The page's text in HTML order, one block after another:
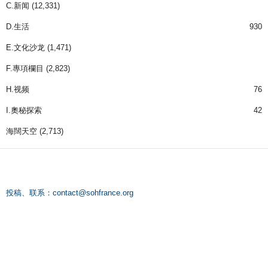
C.新闻 (12,331)
D.生活 930
E.文化沙龙 (1,471)
F.專項欄目 (2,823)
H.视频 76
I.奧秘探索 42
海闊天空 (2,713)
投稿、联系： contact@sohfrance.org